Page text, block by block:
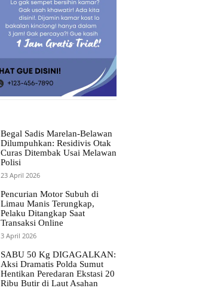
Begal Sadis Marelan-Belawan
Dilumpuhkan: Residivis Otak
Curas Ditembak Usai Melawan
Polisi
23 April 2026
Pencurian Motor Subuh di
Limau Manis Terungkap,
Pelaku Ditangkap Saat
Transaksi Online
3 April 2026
SABU 50 Kg DIGAGALKAN:
Aksi Dramatis Polda Sumut
Hentikan Peredaran Ekstasi 20
Ribu Butir di Laut Asahan